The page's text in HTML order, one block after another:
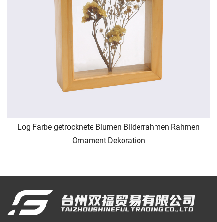
Log Farbe getrocknete Blumen Bilderrahmen Rahmen
Ornament Dekoration